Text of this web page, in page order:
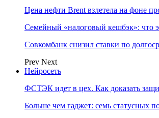
Цена нефти Brent взлетела на фоне
Семейный «налоговый кешбэк»: что
Совкомбанк снизил ставки по
Prev Next
Нейросеть
ФСТЭК идет в цех. Как доказать
Больше чем гаджет: семь статусных